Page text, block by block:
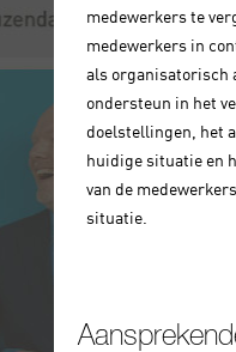
medewerkers te
medewerkers in
als organisatorisch
ondersteun in het
doelstellingen, het
huidige situatie en
van de
situatie.